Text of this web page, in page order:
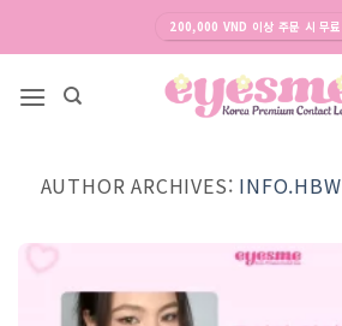
200,000 VND 이상 주문 시 무
AUTHOR ARCHIVES: